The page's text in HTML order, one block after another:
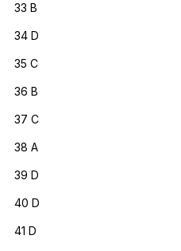
33 B
34 D
35 C
36 B
37 C
38 A
39 D
40 D
41 D